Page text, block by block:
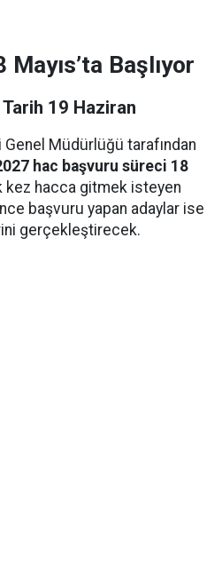
Mayıs’ta Başlıyor
19 Haziran
Müdürlüğü tarafından
hac başvuru süreci 18
kez hacca gitmek isteyen
başvuru yapan adaylar ise
gerçekleştirecek.